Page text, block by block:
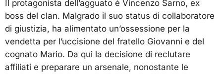
Il protagonista dell’agguato è Vincenzo Sarno, ex
boss del clan. Malgrado il suo status di collaboratore
di giustizia, ha alimentato un’ossessione per la
vendetta per l’uccisione del fratello Giovanni e del
cognato Mario. Da qui la decisione di reclutare
affiliati e preparare un arsenale, nonostante le